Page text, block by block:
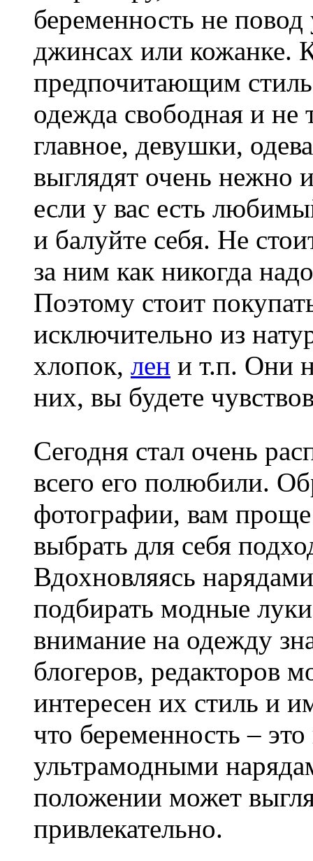
беременность не
джинсах или кожанке.
предпочитающим
одежда свободная и не
главное, девушки,
выглядят очень нежно
если у вас есть
и балуйте себя. Не
за ним как никогда
Поэтому стоит
исключительно из
хлопок, лен и т.п. Они
них, вы будете
Сегодня стал очень
всего его полюбили.
фотографии, вам проще
выбрать для себя
Вдохновляясь
подбирать модные
внимание на одежду
блогеров, редакторов
интересен их стиль и
что беременность –
ультрамодными
положении может
привлекательно.